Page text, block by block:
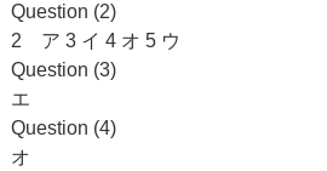
Question (2)
2 ア 3 イ 4 オ 5 ウ
Question (3)
エ
Question (4)
オ